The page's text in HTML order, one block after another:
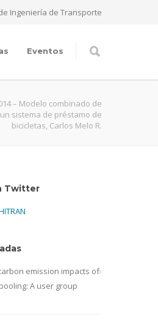
Ingeniería de Transporte
Eventos
– Modelo combinado de
sistema de préstamo de
bicicletas, Carlos Melo R.
Twitter
emission impacts of
A user group